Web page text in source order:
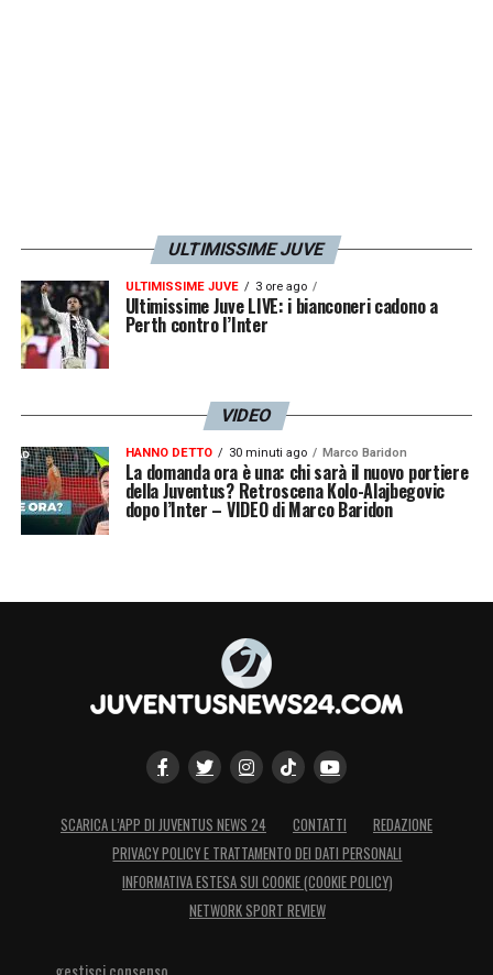
ULTIMISSIME JUVE
ULTIMISSIME JUVE 3 ore ago
Ultimissime Juve LIVE: i bianconeri cadono a
Perth contro l’Inter
VIDEO
HANNO DETTO 30 minuti ago Marco Baridon
La domanda ora è una: chi sarà il nuovo portiere
della Juventus? Retroscena Kolo-Alajbegovic
dopo l’Inter – VIDEO di Marco Baridon
SCARICA L’APP DI JUVENTUS NEWS 24 CONTATTI
REDAZIONE
PRIVACY POLICY E TRATTAMENTO DEI DATI PERSONALI
INFORMATIVA ESTESA SUI COOKIE (COOKIE POLICY)
NETWORK SPORT REVIEW